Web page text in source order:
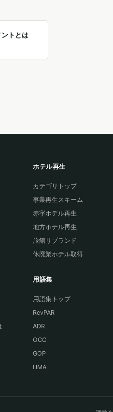
トとは
ホテル再生
カテゴリトップ
事業再生スキーム
赤字ホテル再生
地方ホテル再生
旅館リブランド
休廃業ホテル取得
用語集
用語集トップ
RevPAR
ADR
OCC
GOP
HMA